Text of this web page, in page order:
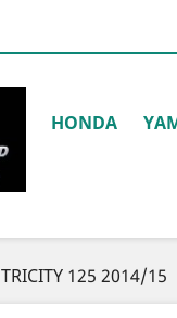
HONDA
TRICITY 125 2014/15